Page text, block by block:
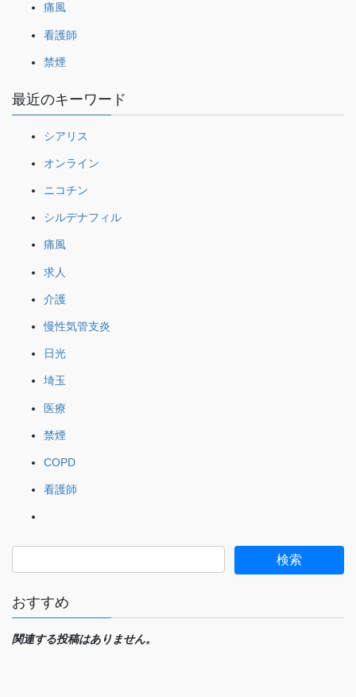
痛風
看護師
禁煙
最近のキーワード
シアリス
オンライン
ニコチン
シルデナフィル
痛風
求人
介護
慢性気管支炎
日光
埼玉
医療
禁煙
COPD
看護師
おすすめ
関連する投稿はありません。